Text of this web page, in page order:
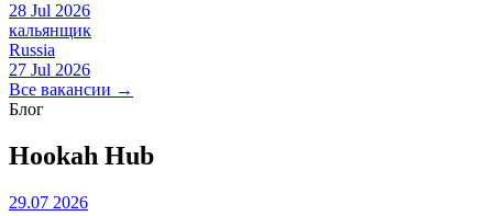
28 Jul 2026
кальянщик
Russia
27 Jul 2026
Все вакансии →
Блог
Hookah Hub
29.07 2026